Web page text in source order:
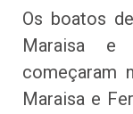
Os boatos
Maraisa e
começaram
Maraisa e